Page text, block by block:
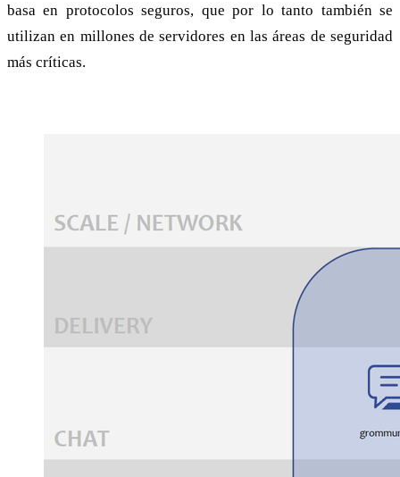
basa en protocolos seguros, que por lo tanto también se
utilizan en millones de servidores en las áreas de seguridad
más críticas.